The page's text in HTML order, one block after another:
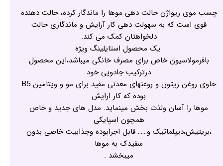
چسب موی ریواژن حالت دهی موها را ماندگار کرده، حالت دهنده
قوی است که به سهولت دهی کار آرایش و ماندگاری حالت
دلخواهتان کمک می کند.
یک محصول استایلینگ ویژه
بافرمولاسیون خاص برای مصرف خانگی میباشد،این محصول
درترکیب جادویی خود
حاوی روغن زیتون و روغنهای معدنی مفید برای مو و ویتامین B5
بوده که کار ارایش
موها را آسان ولذت بخش مینماید. مدل های جدید و خاص
همچون اسپایکی
،بریتیش،دیپلماتیک و…… قابل اجرابوده وجذابیت خاصی بدون
سفیدک به موها
میبخشد .